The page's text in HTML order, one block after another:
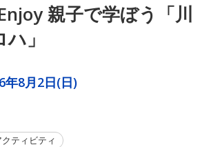
親子で学ぼう「川
」
年8月2日(日)
ティビティ